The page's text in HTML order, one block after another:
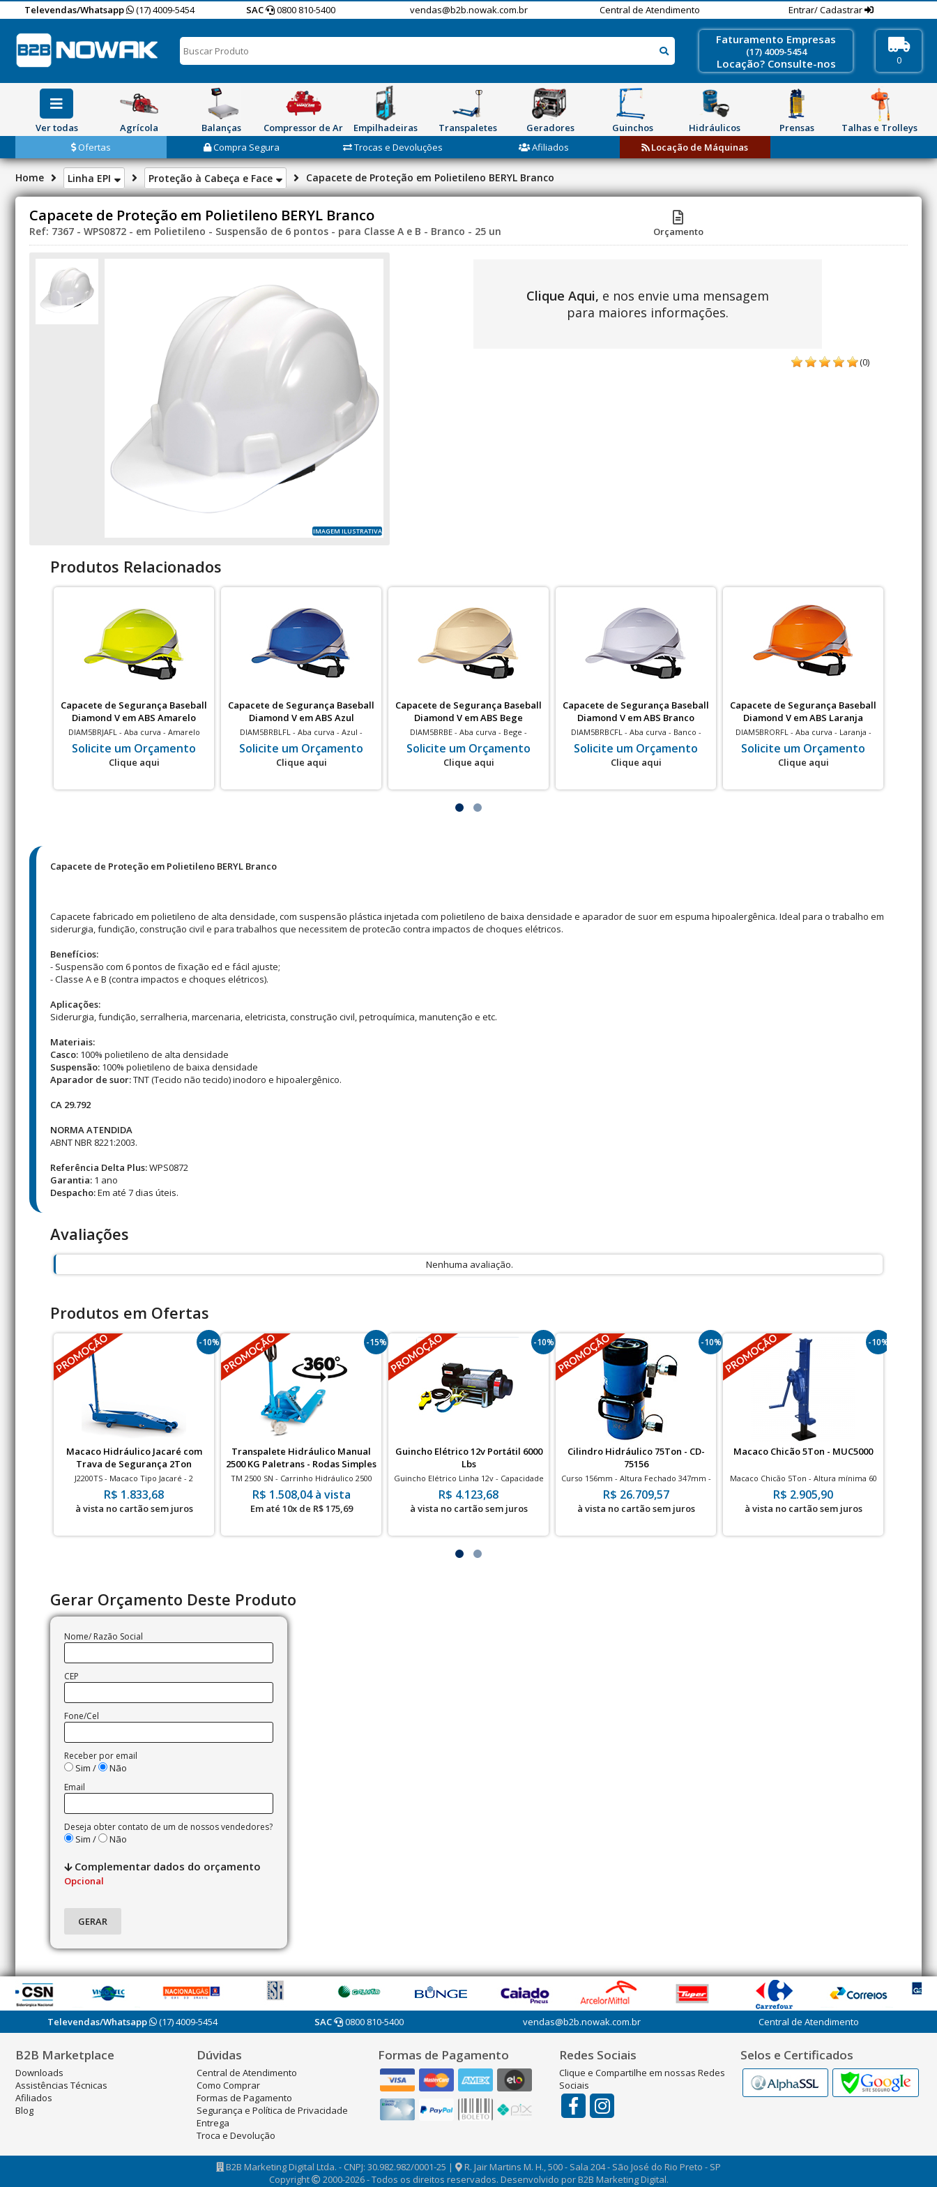
Televendas/Whatsapp (17) 4009-5454 SAC 0800 810-5400 vendas@b2b.nowak.com.br Central de Atendimento Entrar/ Cadastrar
Faturamento Empresas
(17) 4009-5454
Locação? Consulte-nos 0
Ver todas Agrícola Balanças Compressor de Ar Empilhadeiras Transpaletes Geradores Guinchos Hidráulicos Prensas
Talhas e Trolleys
Ofertas
Compra Segura Trocas e Devoluções Afiliados Locação de Máquinas
Home Linha EPI Proteção à Cabeça e Face Capacete de Proteção em Polietileno BERYL Branco
Capacete de Proteção em Polietileno BERYL Branco
Ref: 7367 - WPS0872 - em Polietileno - Suspensão de 6 pontos - para Classe A e B - Branco - 25 un Orçamento
IMAGEM ILUSTRATIVA
Clique Aqui, e nos envie uma mensagem
para maiores informações.
(0)
Produtos Relacionados
Capacete de Segurança Baseball
Diamond V em ABS Amarelo
Fluorescente
DIAM5BRJAFL - Aba curva - Amarelo
Fluorescente - Isolamento elétrico - 20
un
Solicite um Orçamento
Clique aqui
Capacete de Segurança Baseball
Diamond V em ABS Azul
DIAM5BRBLFL - Aba curva - Azul -
Isolamento elétrico - 20 un
Solicite um Orçamento
Clique aqui
Capacete de Segurança Baseball
Diamond V em ABS Bege
DIAM5BRBE - Aba curva - Bege -
Isolamento elétrico - 20 un
Solicite um Orçamento
Clique aqui
Capacete de Segurança Baseball
Diamond V em ABS Branco
DIAM5BRBCFL - Aba curva - Banco -
Isolamento elétrico - 20 un
Solicite um Orçamento
Clique aqui
Capacete de Segurança Baseball
Diamond V em ABS Laranja
DIAM5BRORFL - Aba curva - Laranja -
Isolamento elétrico - 20 un
Solicite um Orçamento
Clique aqui
Capacete de Proteção em Polietileno BERYL Branco
Capacete fabricado em polietileno de alta densidade, com suspensão plástica injetada com polietileno de baixa densidade e aparador de suor em espuma hipoalergênica. Ideal para o trabalho em
siderurgia, fundição, construção civil e para trabalhos que necessitem de protecão contra impactos de choques elétricos.
Benefícios:
- Suspensão com 6 pontos de fixação ed e fácil ajuste;
- Classe A e B (contra impactos e choques elétricos).
Aplicações:
Siderurgia, fundição, serralheria, marcenaria, eletricista, construção civil, petroquímica, manutenção e etc.
Materiais:
Casco: 100% polietileno de alta densidade
Suspensão: 100% polietileno de baixa densidade
Aparador de suor:TNT (Tecido não tecido) inodoro e hipoalergênico.
CA 29.792
NORMA ATENDIDA
ABNT NBR 8221:2003.
Referência Delta Plus:WPS0872
Garantia: 1 ano
Despacho:Em até 7 dias úteis.
Avaliações
Nenhuma avaliação.
Produtos em Ofertas
-10%
Macaco Hidráulico Jacaré com
Trava de Segurança 2Ton
J2200TS - Macaco Tipo Jacaré - 2
Toneladas
R$ 1.833,68
à vista no cartão sem juros
-15%
Transpalete Hidráulico Manual
2500 KG Paletrans - Rodas Simples
Nylon
TM 2500 SN - Carrinho Hidráulico 2500
KG - Rodas Simples Nylon
R$ 1.508,04 à vista
Em até 10x de R$ 175,69
-10%
Guincho Elétrico 12v Portátil 6000
Lbs
Guincho Elétrico Linha 12v - Capacidade
de até 6000 lbs
R$ 4.123,68
à vista no cartão sem juros
-10%
Cilindro Hidráulico 75Ton - CD-
75156
Curso 156mm - Altura Fechado 347mm -
700bar
R$ 26.709,57
à vista no cartão sem juros
-10%
Macaco Chicão 5Ton - MUC5000
Macaco Chicão 5Ton - Altura mínima 60
mm
R$ 2.905,90
à vista no cartão sem juros
Gerar Orçamento Deste Produto
Nome/ Razão Social
CEP
Fone/Cel
Receber por email
Sim / Não
Email
Deseja obter contato de um de nossos vendedores?
Sim / Não
Complementar dados do orçamento
Opcional
Televendas/Whatsapp (17) 4009-5454 SAC 0800 810-5400 vendas@b2b.nowak.com.br Central de Atendimento
B2B Marketplace
Downloads
Assistências Técnicas
Afiliados
Blog
Dúvidas
Central de Atendimento
Como Comprar
Formas de Pagamento
Segurança e Política de Privacidade
Entrega
Troca e Devolução
Formas de Pagamento Redes Sociais
Clique e Compartilhe em nossas Redes
Sociais
Selos e Certificados
B2B Marketing Digital Ltda. - CNPJ: 30.982.982/0001-25 |
R. Jair Martins M. H., 500 - Sala 204 - São José do Rio Preto - SP
Copyright
2000-2026 - Todos os direitos reservados. Desenvolvido por B2B Marketing Digital.